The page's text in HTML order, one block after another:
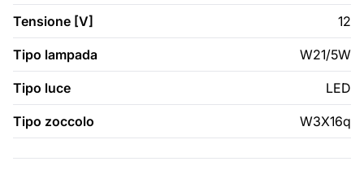
Tensione [V] 12
Tipo lampada W21/5W
Tipo luce LED
Tipo zoccolo W3X16q